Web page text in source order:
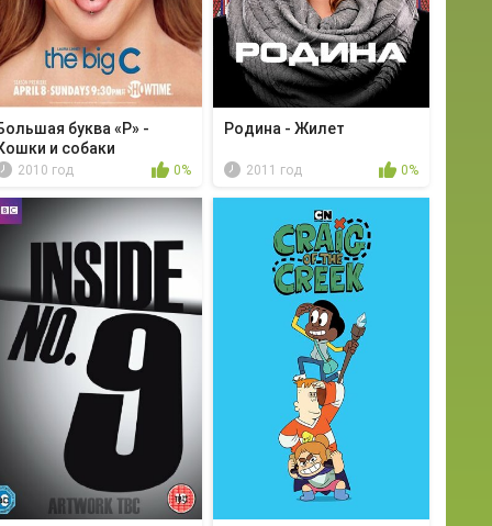
буква «Р» -
и собаки
2010 год 0%
Родина - Жилет
2011 год 0%